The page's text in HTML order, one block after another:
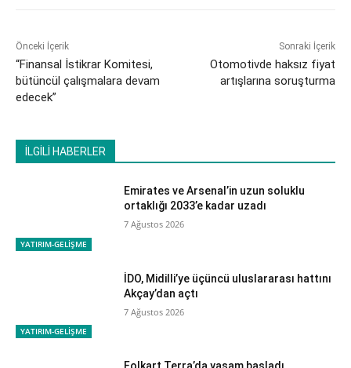
Önceki İçerik
“Finansal İstikrar Komitesi,
bütüncül çalışmalara devam
edecek”
Sonraki İçerik
Otomotivde haksız fiyat
artışlarına soruşturma
İLGİLİ HABERLER
YATIRIM-GELİŞME
Emirates ve Arsenal’in uzun soluklu
ortaklığı 2033’e kadar uzadı
7 Ağustos 2026
YATIRIM-GELİŞME
İDO, Midilli’ye üçüncü uluslararası hattını
Akçay’dan açtı
7 Ağustos 2026